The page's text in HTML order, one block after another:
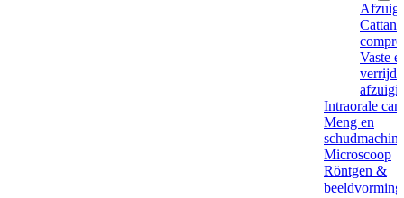
Cattani
Vaste
Intraorale
Meng en
Microscoop
Röntgen &
beeldvorming